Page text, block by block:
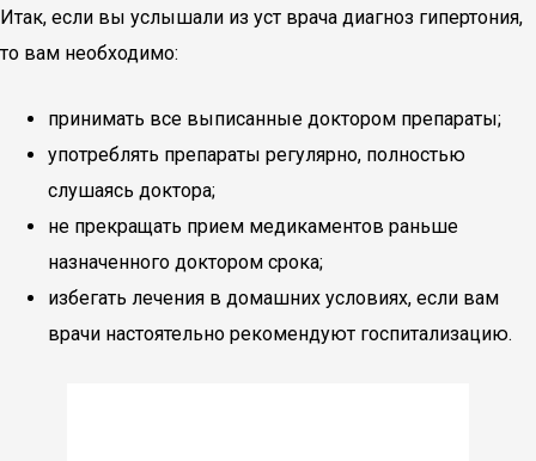
Итак, если вы услышали из уст врача диагноз гипертония,
то вам необходимо:
принимать все выписанные доктором препараты;
употреблять препараты регулярно, полностью
слушаясь доктора;
не прекращать прием медикаментов раньше
назначенного доктором срока;
избегать лечения в домашних условиях, если вам
врачи настоятельно рекомендуют госпитализацию.